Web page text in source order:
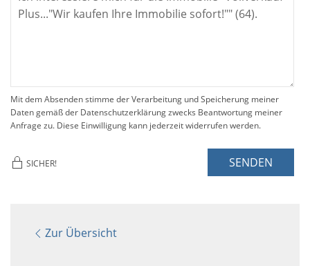
Mit dem Absenden stimme der Verarbeitung und Speicherung meiner
Daten gemäß der Datenschutzerklärung zwecks Beantwortung meiner
Anfrage zu. Diese Einwilligung kann jederzeit widerrufen werden.
SICHER! SENDEN
Zur Übersicht